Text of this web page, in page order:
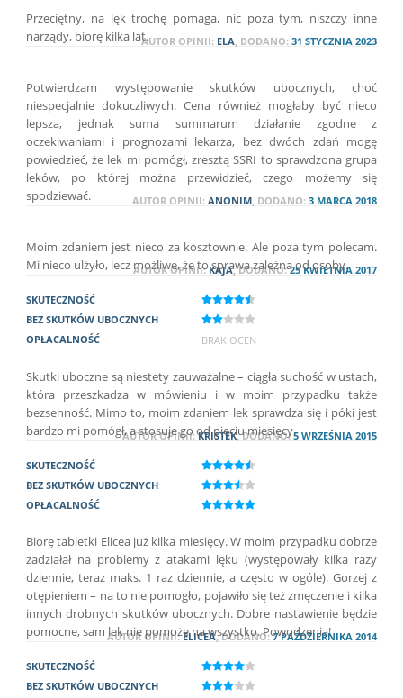
Przeciętny, na lęk trochę pomaga, nic poza tym, niszczy inne
narządy, biorę kilka lat.AUTOR OPINII: ELA, DODANO: 31 STYCZNIA 2023
Potwierdzam występowanie skutków ubocznych, choć
niespecjalnie dokuczliwych. Cena również mogłaby być nieco
lepsza, jednak suma summarum działanie zgodne z
oczekiwaniami i prognozami lekarza, bez dwóch zdań mogę
powiedzieć, że lek mi pomógł, zresztą SSRI to sprawdzona grupa
leków, po której można przewidzieć, czego możemy się
spodziewać.
AUTOR OPINII: ANONIM, DODANO: 3 MARCA 2018
Moim zdaniem jest nieco za kosztownie. Ale poza tym polecam.
Mi nieco ulżyło, lecz możliwe, że to sprawa zależna od osoby.
AUTOR OPINII:KAJA, DODANO:25 KWIETNIA 2017
SKUTECZNOŚĆ
BEZ SKUTKÓW UBOCZNYCH
OPŁACALNOŚĆ
BRAK OCEN
Skutki uboczne są niestety zauważalne – ciągła suchość w ustach,
która przeszkadza w mówieniu i w moim przypadku także
bezsenność. Mimo to, moim zdaniem lek sprawdza się i póki jest
bardzo mi pomógł, a stosuje go od pięciu miesięcy.
AUTOR OPINII:KRISTEK, DODANO:5 WRZEŚNIA 2015
SKUTECZNOŚĆ
BEZ SKUTKÓW UBOCZNYCH
OPŁACALNOŚĆ
Biorę tabletki Elicea już kilka miesięcy. W moim przypadku dobrze
zadziałał na problemy z atakami lęku (występowały kilka razy
dziennie, teraz maks. 1 raz dziennie, a często w ogóle). Gorzej z
otępieniem – na to nie pomogło, pojawiło się też zmęczenie i kilka
innych drobnych skutków ubocznych. Dobre nastawienie będzie
pomocne, sam lek nie pomoże na wszystko. Powodzenia!
AUTOR OPINII:ELICEA, DODANO:7 PAŹDZIERNIKA 2014
SKUTECZNOŚĆ
BEZ SKUTKÓW UBOCZNYCH